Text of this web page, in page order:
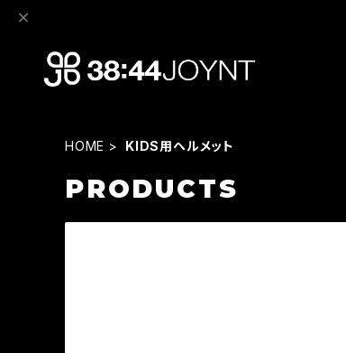
HOME KIDS用ヘルメット
PRODUCTS